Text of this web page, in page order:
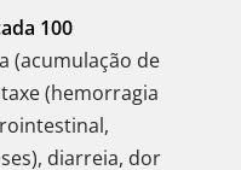
100
(acumulação de
(hemorragia
diarreia, dor